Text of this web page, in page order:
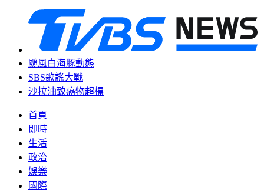
颱風白海豚動態
SBS歌謠大戰
沙拉油致癌物超標
首頁
即時
生活
政治
娛樂
國際